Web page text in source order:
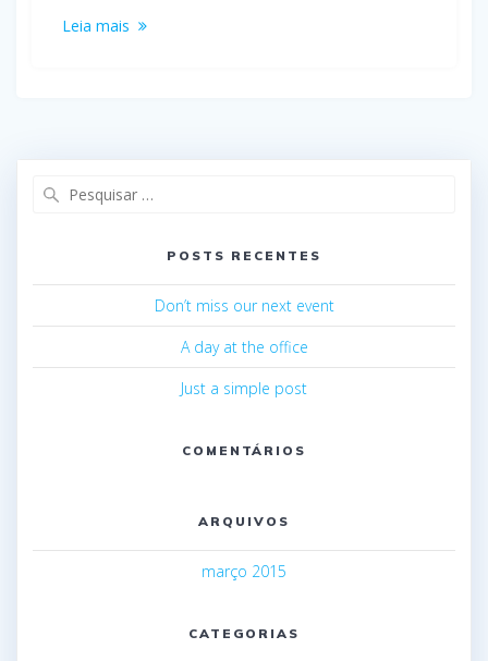
Leia mais
POSTS RECENTES
Don’t miss our next event
A day at the office
Just a simple post
COMENTÁRIOS
ARQUIVOS
março 2015
CATEGORIAS